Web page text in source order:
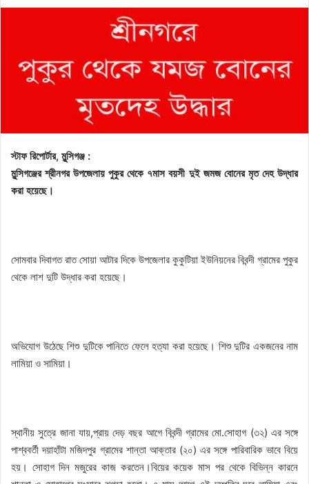
স্টাফ রিপোর্টার, মুন্সিগঞ্জ :
মুন্সিগঞ্জের শ্রীনগর উপজেলায় পুকুর থেকে ৭মাস বয়সী দুই জমজ বোনের মৃত দেহ উদ্ধার
করা হয়েছে।
সোমবার দিবাগত রাত সোয়া আটার দিকে উপজেলার কুকুটিয়া ইউনিয়নের বিবন্দী গ্রামের পুকুর
থেকে লাশ দুটি উদ্ধার করা হয়েছে।
অভিযোগ উঠেছে শিশু দুটিকে পানিতে ফেলে হত্যা করা হয়েছে। শিশু দুটির একজনের নাম
লামিয়া ও সামিয়া।
স্থানীয় সুত্রে জানা যায়,প্রায় দেড় বছর আগে বিবন্দী গ্রামের মো.সোহাগ (৩২) এর সঙ্গে
পাশ্ববর্তী দয়াহাঁটা মজিদপুর গ্রামের শান্তা আক্তার (২০) এর সঙ্গে পারিবারিক ভাবে বিয়ে
হয়। সোহাগ দিন মজুরের কাজ করতেন।বিয়ের কয়েক মাস পর থেকে বিভিন্ন কারনে